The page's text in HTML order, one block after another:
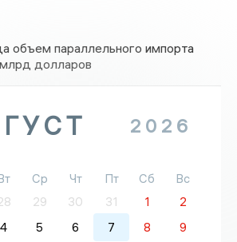
объем параллельного импорта
долларов
2026
Ср Чт Пт Сб
Вс
29 30 31 1
2
4 5 6 7 8
9